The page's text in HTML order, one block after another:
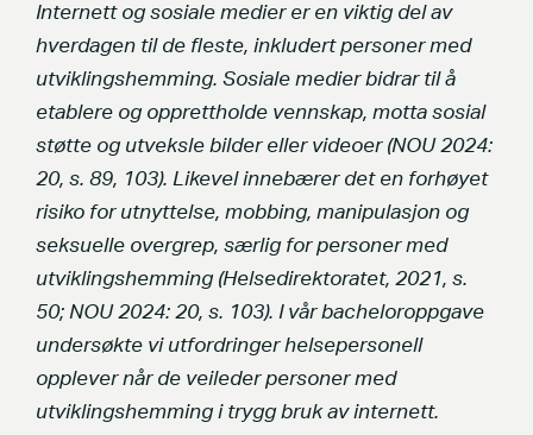
Internett og sosiale medier er en viktig del av
hverdagen til de fleste, inkludert personer med
utviklingshemming. Sosiale medier bidrar til å
etablere og opprettholde vennskap, motta sosial
støtte og utveksle bilder eller videoer (NOU 2024:
20, s. 89, 103). Likevel innebærer det en forhøyet
risiko for utnyttelse, mobbing, manipulasjon og
seksuelle overgrep, særlig for personer med
utviklingshemming (Helsedirektoratet, 2021, s.
50; NOU 2024: 20, s. 103). I vår bacheloroppgave
undersøkte vi utfordringer helsepersonell
opplever når de veileder personer med
utviklingshemming i trygg bruk av internett.